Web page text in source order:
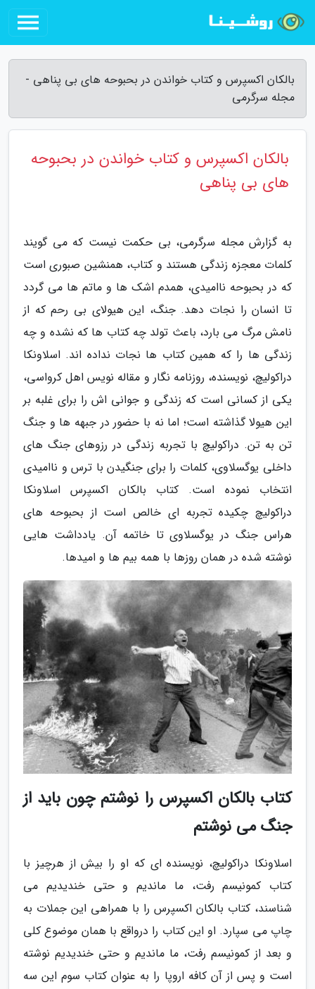
بالکان اکسپرس و کتاب خواندن در بحبوحه های بی پناهی -
مجله سرگرمی
بالکان اکسپرس و کتاب خواندن در بحبوحه
های بی پناهی
به گزارش مجله سرگرمی، بی حکمت نیست که می گویند
کلمات معجزه زندگی هستند و کتاب، همنشین صبوری است
که در بحبوحه ناامیدی، همدم اشک ها و ماتم ها می گردد
تا انسان را نجات دهد. جنگ، این هیولای بی رحم که از
نامش مرگ می بارد، باعث تولد چه کتاب ها که نشده و چه
زندگی ها را که همین کتاب ها نجات نداده اند. اسلاونکا
دراکولیچ، نویسنده، روزنامه نگار و مقاله نویس اهل کرواسی،
یکی از کسانی است که زندگی و جوانی اش را برای غلبه بر
این هیولا گذاشته است؛ اما نه با حضور در جبهه ها و جنگ
تن به تن. دراکولیچ با تجربه زندگی در رزوهای جنگ های
داخلی یوگسلاوی، کلمات را برای جنگیدن با ترس و ناامیدی
انتخاب نموده است. کتاب بالکان اکسپرس اسلاونکا
دراکولیچ چکیده تجربه ای خالص است از بحبوحه های
هراس جنگ در یوگسلاوی تا خاتمه آن. یادداشت هایی
نوشته شده در همان روزها با همه بیم ها و امیدها.
کتاب بالکان اکسپرس را نوشتم چون باید از
جنگ می نوشتم
اسلاونکا دراکولیچ، نویسنده ای که او را بیش از هرچیز با
کتاب کمونیسم رفت، ما ماندیم و حتی خندیدیم می
شناسند، کتاب بالکان اکسپرس را با همراهی این جملات به
چاپ می سپارد. او این کتاب را درواقع با همان موضوع کلی
و بعد از کمونیسم رفت، ما ماندیم و حتی خندیدیم نوشته
است و پس از آن کافه اروپا را به عنوان کتاب سوم این سه